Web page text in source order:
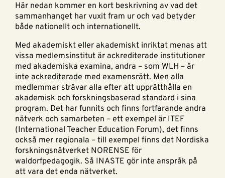
Här nedan kommer en kort beskrivning av vad det
sammanhanget har vuxit fram ur och vad betyder
både nationellt och internationellt.
Med akademiskt eller akademiskt inriktat menas att
vissa medlemsinstitut är ackrediterade institutioner
med akademiska examina, andra – som WLH – är
inte ackrediterade med examensrätt. Men alla
medlemmar strävar alla efter att upprätthålla en
akademisk och forskningsbaserad standard i sina
program. Det har funnits och finns fortfarande andra
nätverk och samarbeten – ett exempel är ITEF
(International Teacher Education Forum), det finns
också mer regionala – till exempel finns det Nordiska
forskningsnätverket NORENSE för
waldorfpedagogik. Så INASTE gör inte anspråk på
att vara det enda nätverket.